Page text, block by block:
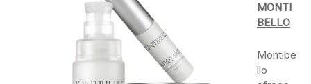
MONTI
BELLO
Montibe
llo